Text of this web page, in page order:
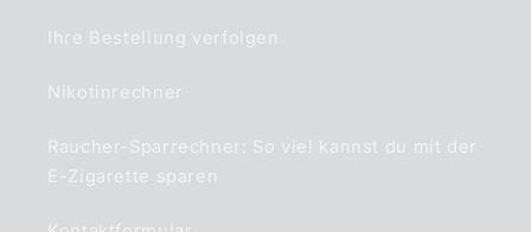
Ihre Bestellung verfolgen
Nikotinrechner
Raucher-Sparrechner: So viel kannst du mit der
E-Zigarette sparen